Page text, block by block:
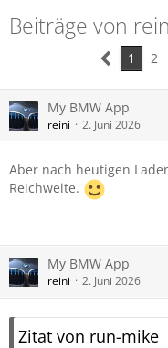
Beiträge von
1 2
My BMW App
reini 2. Juni 2026
Aber nach heutigen
Reichweite.
My BMW App
reini 2. Juni 2026
Zitat von run-mike